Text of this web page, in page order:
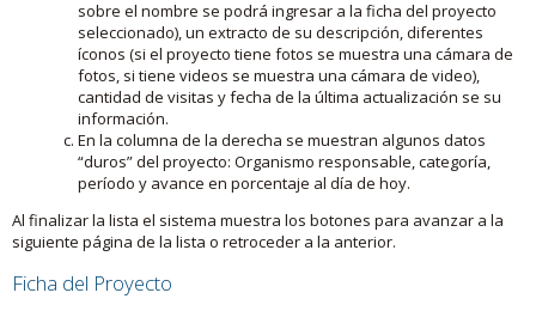
sobre el nombre se podrá ingresar a la ficha del proyecto
seleccionado), un extracto de su descripción, diferentes
íconos (si el proyecto tiene fotos se muestra una cámara de
fotos, si tiene videos se muestra una cámara de video),
cantidad de visitas y fecha de la última actualización se su
información.
En la columna de la derecha se muestran algunos datos
“duros” del proyecto: Organismo responsable, categoría,
período y avance en porcentaje al día de hoy.
Al finalizar la lista el sistema muestra los botones para avanzar a la
siguiente página de la lista o retroceder a la anterior.
Ficha del Proyecto